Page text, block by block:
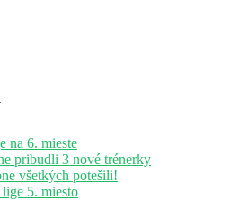
na 6. mieste
pribudli 3 nové trénerky
všetkých potešili!
5. miesto